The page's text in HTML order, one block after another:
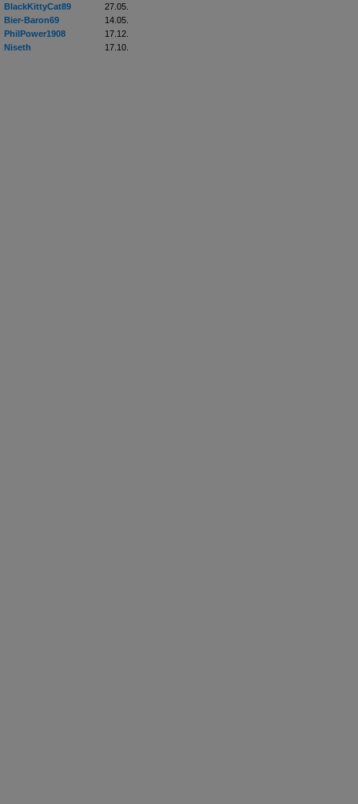
BlackKittyCat89
27.05.
Bier-Baron69
14.05.
PhilPower1908
17.12.
Niseth
17.10.